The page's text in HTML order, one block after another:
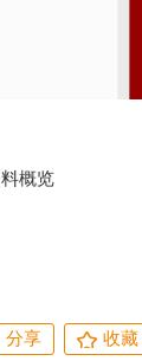
分享 收藏